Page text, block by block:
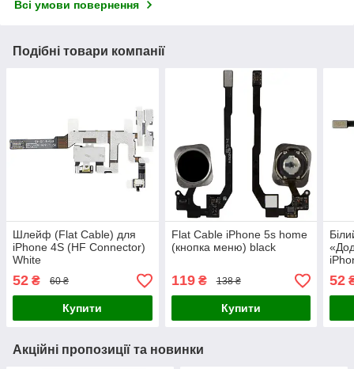
Всі умови повернення
Подібні товари компанії
Шлейф (Flat Cable) для
iPhone 4S (HF Connector)
White
52 ₴ 60 ₴
Купити
Flat Cable iPhone 5s home
(кнопка меню) black
119₴ 138 ₴
Купити
52
Акційні пропозиції та новинки